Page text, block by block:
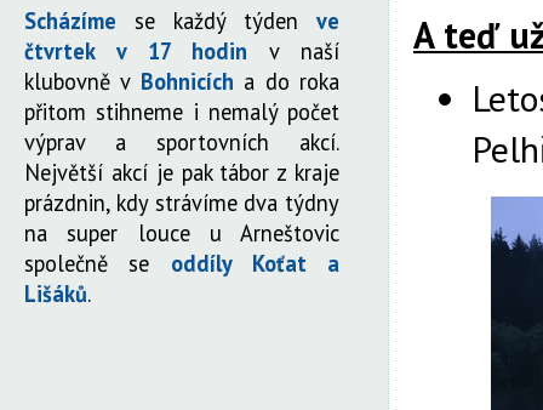
A teď
Scházíme
se každý týden ve
čtvrtek v 17 hodin v naší
klubovně v Bohnicích a do roka
přitom stihneme i nemalý počet
výprav a sportovních akcí.
Největší akcí je pak tábor z kraje
prázdnin, kdy strávíme dva týdny
na super louce u Arneštovic
společně se oddíly Koťat a
Lišáků.